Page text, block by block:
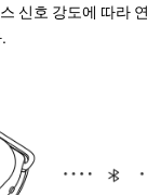
신호 강도에 따라